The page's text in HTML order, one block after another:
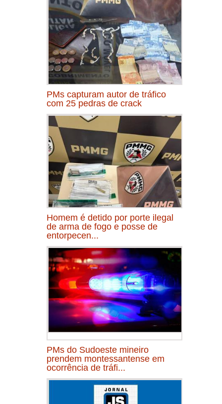
PMs capturam autor de tráfico
com 25 pedras de crack
Homem é detido por porte ilegal
de arma de fogo e posse de
entorpecen...
PMs do Sudoeste mineiro
prendem montessantense em
ocorrência de tráfi...